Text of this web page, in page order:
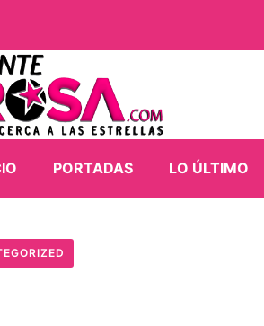
PORTADAS LO ÚLTIMO